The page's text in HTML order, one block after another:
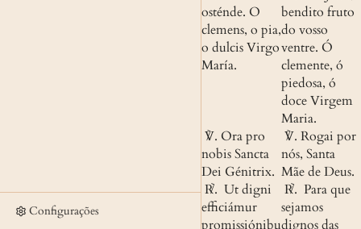
Configurações
osténde. O
clemens, o pia,
o dulcis Virgo
María.
bendito fruto
do vosso
ventre. Ó
clemente, ó
piedosa, ó
doce Virgem
Maria.
℣. Ora pro
nobis Sancta
Dei Génitrix.
℣. Rogai por
nós, Santa
Mãe de Deus.
℟. Ut digni
efficiámur
promissiónibu
℟. Para que
sejamos
dignos das